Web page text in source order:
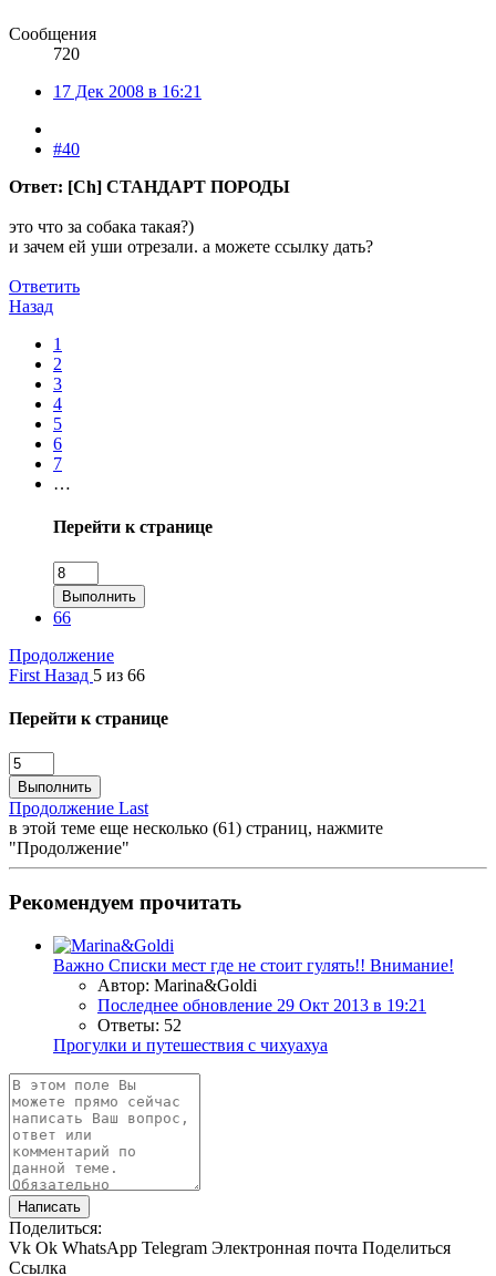
Сообщения
720
17 Дек 2008 в 16:21
#40
Ответ: [Ch] СТАНДАРТ ПОРОДЫ
это что за собака такая?)
и зачем ей уши отрезали. а можете ссылку дать?
Ответить
Назад
1
2
3
4
5
6
7
…
Перейти к странице
Выполнить
66
Продолжение
First Назад 5 из 66
Перейти к странице
Выполнить
Продолжение Last
в этой теме еще несколько (61) страниц, нажмите
"Продолжение"
Рекомендуем прочитать
Важно Списки мест где не стоит гулять!! Внимание!
Автор: Marina&Goldi
Последнее обновление 29 Окт 2013 в 19:21
Ответы: 52
Прогулки и путешествия с чихуахуа
Написать
Поделиться:
Vk Ok WhatsApp Telegram Электронная почта Поделиться
Ссылка